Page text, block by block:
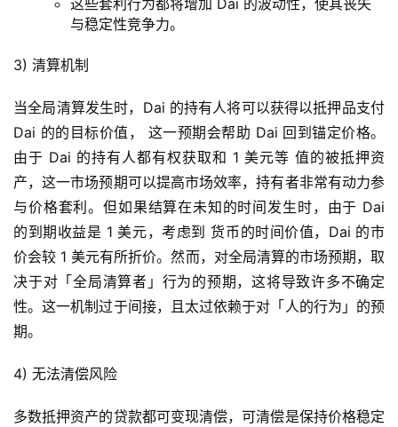
这些套利行为都将增加 Dai 的波动性，使其丧失
与稳定性竞争力。
3) 清算机制
当全局清算发生时，Dai 的持有人将可以获得以抵押品支付
Dai 的的目标价值， 这一预期会帮助 Dai 回到锚定价格。
由于 Dai 的持有人都有权获取和 1 美元等 值的被抵押资
产，这一市场预期可以提高市场效率，持有者非常有动力参
与价格套利。但如果结算在未知的时间发生时，由于 Dai
的到期收益是 1 美元，考虑到 货币的时间价值，Dai 的市
价会较 1 美元有所折价。然而，对全局清算的市场预期，取
决于对「全局清算者」行为的预期，这将导致许多不确定
性。这一机制过于间接，且太过依赖于对「人的行为」的预
期。
4) 无法清偿风险
多数抵押资产的贷款都可变现清偿，可清偿是保持价格稳定